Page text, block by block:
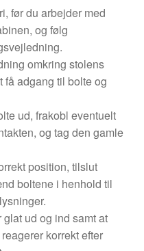
før du arbejder med
og følg
omkring stolens
få adgang til bolte og
ud, frakobl eventuelt
og tag den gamle
position, tilslut
boltene i henhold til
ud og ind samt at
korrekt efter